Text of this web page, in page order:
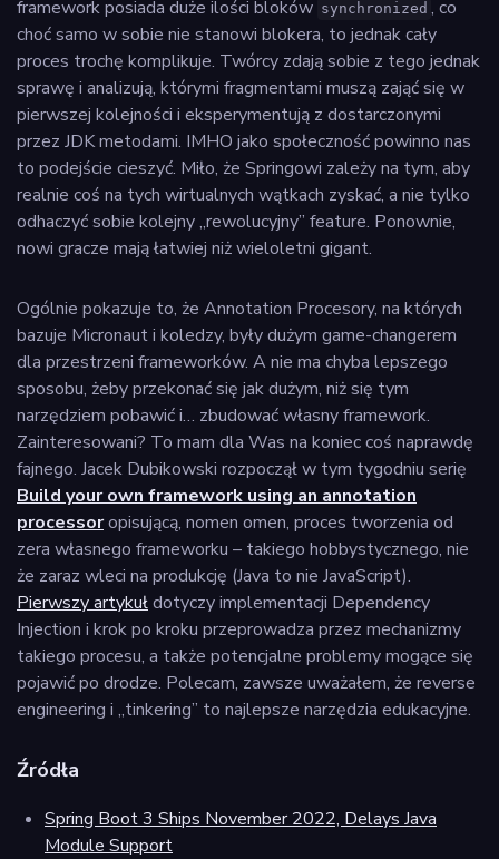
framework posiada duże ilości bloków synchronized , co
choć samo w sobie nie stanowi blokera, to jednak cały
proces trochę komplikuje. Twórcy zdają sobie z tego jednak
sprawę i analizują, którymi fragmentami muszą zająć się w
pierwszej kolejności i eksperymentują z dostarczonymi
przez JDK metodami. IMHO jako społeczność powinno nas
to podejście cieszyć. Miło, że Springowi zależy na tym, aby
realnie coś na tych wirtualnych wątkach zyskać, a nie tylko
odhaczyć sobie kolejny „rewolucyjny” feature. Ponownie,
nowi gracze mają łatwiej niż wieloletni gigant.
Ogólnie pokazuje to, że Annotation Procesory, na których
bazuje Micronaut i koledzy, były dużym game-changerem
dla przestrzeni frameworków. A nie ma chyba lepszego
sposobu, żeby przekonać się jak dużym, niż się tym
narzędziem pobawić i… zbudować własny framework.
Zainteresowani? To mam dla Was na koniec coś naprawdę
fajnego. Jacek Dubikowski rozpoczął w tym tygodniu serię
Build your own framework using an annotation
processoropisującą, nomen omen, proces tworzenia od
zera własnego frameworku – takiego hobbystycznego, nie
że zaraz wleci na produkcję (Java to nie JavaScript).
Pierwszy artykułdotyczy implementacji Dependency
Injection i krok po kroku przeprowadza przez mechanizmy
takiego procesu, a także potencjalne problemy mogące się
pojawić po drodze. Polecam, zawsze uważałem, że reverse
engineering i „tinkering” to najlepsze narzędzia edukacyjne.
Źródła
Spring Boot 3 Ships November 2022, Delays Java
Module Support